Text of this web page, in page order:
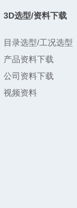
3D选型/资料下载
目录选型/工况选型
产品资料下载
公司资料下载
视频资料